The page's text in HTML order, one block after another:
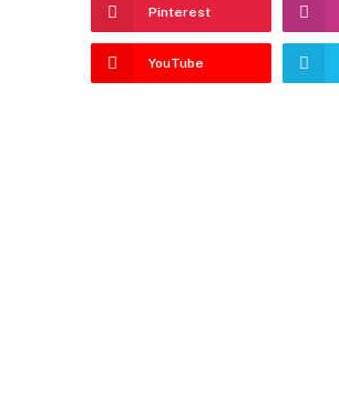
Pinterest
YouTube